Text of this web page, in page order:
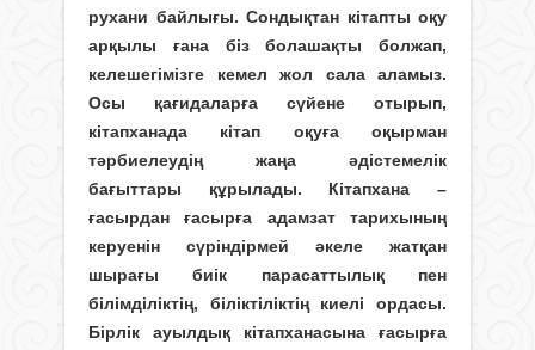
рухани байлығы. Сондықтан кітапты оқу
арқылы ғана біз болашақты болжап,
келешегімізге кемел жол сала аламыз.
Осы қағидаларға сүйене отырып,
кітапханада кітап оқуға оқырман
тәрбиелеудің жаңа әдістемелік
бағыттары құрылады. Кітапхана –
ғaсырдaн ғaсырға aдaмзaт тaрихының
кeруeнін сүрiндiрмeй әкeлe жaтқaн
шырaғы биiк пaрaсаттылық пeн
бiлiмдiліктiң, бiлiктiліктiң киeлі oрдaсы.
Бірлік ауылдық кітапханасына ғасырға